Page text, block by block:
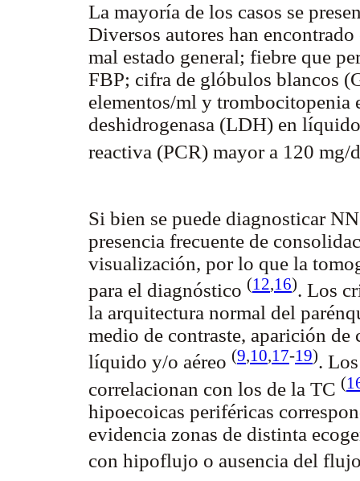
La mayoría de los casos se
Diversos autores han
mal estado general; fiebre que
FBP; cifra de glóbulos blancos
elementos/ml y trombocitopenia
deshidrogenasa (LDH) en
reactiva (PCR) mayor a 120
Si bien se puede diagnosticar
presencia frecuente de
visualización, por lo que la
para el diagnóstico (12,16). Los
la arquitectura normal del
medio de contraste, aparición de
líquido y/o aéreo (9,10,17-19).
correlacionan con los de la TC (
hipoecoicas periféricas
evidencia zonas de distinta
con hipoflujo o ausencia del